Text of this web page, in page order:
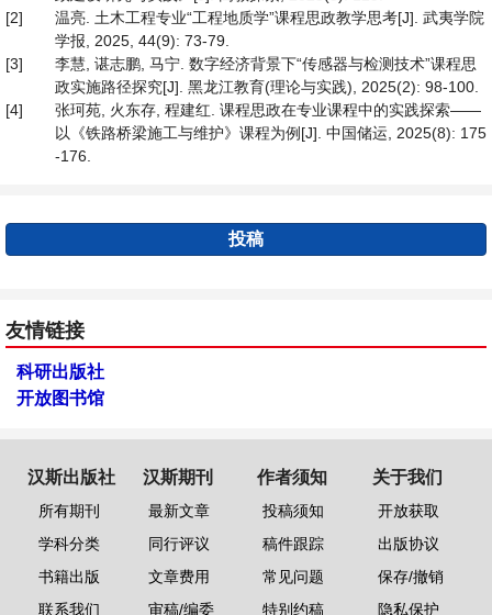
[2]
温亮. 土木工程专业“工程地质学”课程思政教学思考[J]. 武夷学院
学报, 2025, 44(9): 73-79.
[3]
李慧, 谌志鹏, 马宁. 数字经济背景下“传感器与检测技术”课程思
政实施路径探究[J]. 黑龙江教育(理论与实践), 2025(2): 98-100.
[4]
张珂苑, 火东存, 程建红. 课程思政在专业课程中的实践探索——
以《铁路桥梁施工与维护》课程为例[J]. 中国储运, 2025(8): 175
-176.
投稿
友情链接
科研出版社
开放图书馆
汉斯出版社
所有期刊
学科分类
书籍出版
联系我们
汉斯期刊
最新文章
同行评议
文章费用
审稿/编委
作者须知
投稿须知
稿件跟踪
常见问题
特别约稿
关于我们
开放获取
出版协议
保存/撤销
隐私保护